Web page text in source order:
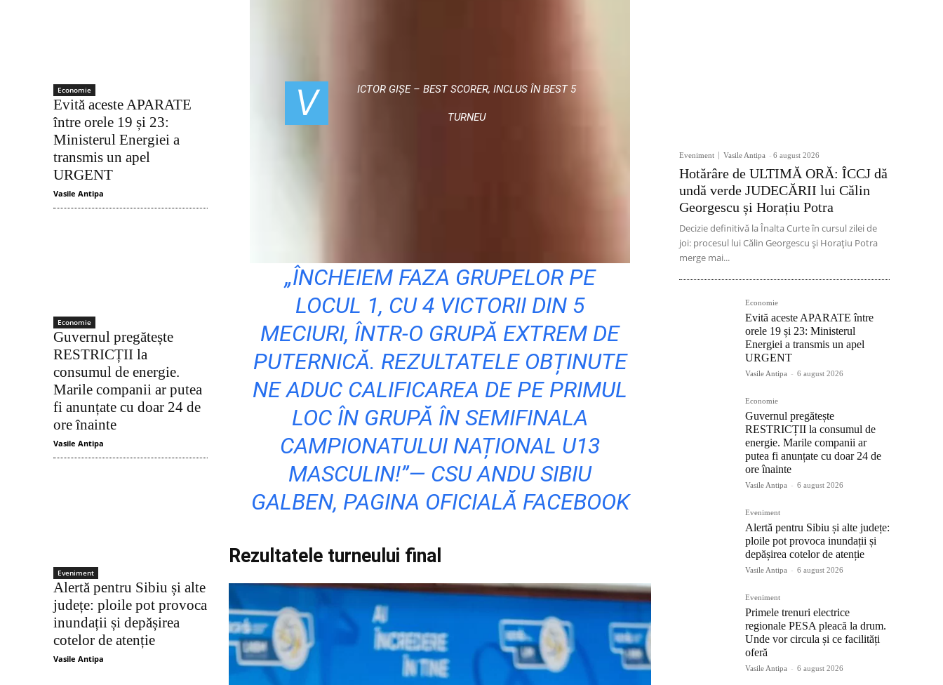
Economie
Evită aceste APARATE
între orele 19 și 23:
Ministerul Energiei a
transmis un apel
URGENT
Vasile Antipa
Economie
Guvernul pregătește
RESTRICȚII la
consumul de energie.
Marile companii ar putea
fi anunțate cu doar 24 de
ore înainte
Vasile Antipa
Eveniment
Alertă pentru Sibiu și alte
județe: ploile pot provoca
inundații și depășirea
cotelor de atenție
Vasile Antipa
VICTOR GIȘE – BEST SCORER, INCLUS ÎN BEST 5 TURNEU
„ÎNCHEIEM FAZA GRUPELOR PE
LOCUL 1, CU 4 VICTORII DIN 5
MECIURI, ÎNTR-O GRUPĂ EXTREM DE
PUTERNICĂ. REZULTATELE OBȚINUTE
NE ADUC CALIFICAREA DE PE PRIMUL
LOC ÎN GRUPĂ ÎN SEMIFINALA
CAMPIONATULUI NAȚIONAL U13
MASCULIN!”— CSU ANDU SIBIU
GALBEN, PAGINA OFICIALĂ FACEBOOK
Rezultatele turneului final
Eveniment Vasile Antipa - 6 august 2026
Hotărâre de ULTIMĂ ORĂ: ÎCCJ dă
undă verde JUDECĂRII lui Călin
Georgescu și Horațiu Potra
Decizie definitivă la Înalta Curte în cursul zilei de
joi: procesul lui Călin Georgescu și Horațiu Potra
merge mai...
Economie
Evită aceste APARATE între
orele 19 și 23: Ministerul
Energiei a transmis un apel
URGENT
Vasile Antipa - 6 august 2026
Economie
Guvernul pregătește
RESTRICȚII la consumul de
energie. Marile companii ar
putea fi anunțate cu doar 24 de
ore înainte
Vasile Antipa - 6 august 2026
Eveniment
Alertă pentru Sibiu și alte județe:
ploile pot provoca inundații și
depășirea cotelor de atenție
Vasile Antipa - 6 august 2026
Eveniment
Primele trenuri electrice
regionale PESA pleacă la drum.
Unde vor circula și ce facilități
oferă
Vasile Antipa - 6 august 2026